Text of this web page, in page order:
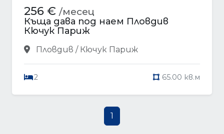
256 € /месец
Къща дава под наем Пловдив
Кючук Париж
Пловдив / Кючук Париж
2 65.00 кв.м
1